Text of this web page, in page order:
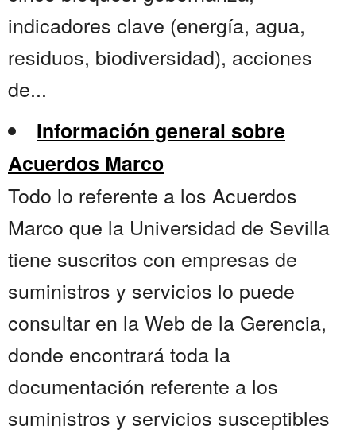
indicadores clave (energía, agua,
residuos, biodiversidad), acciones
de...
Información general sobre
Acuerdos Marco
Todo lo referente a los Acuerdos
Marco que la Universidad de Sevilla
tiene suscritos con empresas de
suministros y servicios lo puede
consultar en la Web de la Gerencia,
donde encontrará toda la
documentación referente a los
suministros y servicios susceptibles